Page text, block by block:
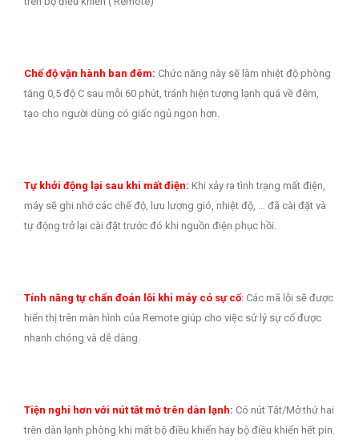
Chế độ vận hành ban đêm: Chức năng này sẽ làm nhiệt độ phòng
tăng 0,5 độ C sau mỗi 60 phút, tránh hiện tượng lạnh quá về đêm,
tạo cho người dùng có giấc ngủ ngon hơn.
Tự khởi động lại sau khi mất điện: Khi xảy ra tình trạng mất điện,
máy sẽ ghi nhớ các chế độ, lưu lượng gió, nhiệt độ, … đã cài đặt và
tự động trở lại cài đặt trước đó khi nguồn điện phục hồi.
Tính năng tự chẩn đoán lỗi khi máy có sự cố: Các mã lỗi sẽ được
hiển thị trên màn hình của Remote giúp cho việc sử lý sự cố được
nhanh chóng và dễ dàng.
Tiện nghi hơn với nút tắt mở trên dàn lạnh: Có nút Tắt/Mở thứ hai
trên dàn lạnh phòng khi mất bộ điều khiển hay bộ điều khiển hết pin.